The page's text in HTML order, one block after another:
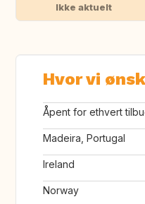
Ikke aktuelt
Hvor vi
Åpent for ethvert
Madeira, Portugal
Ireland
Norway